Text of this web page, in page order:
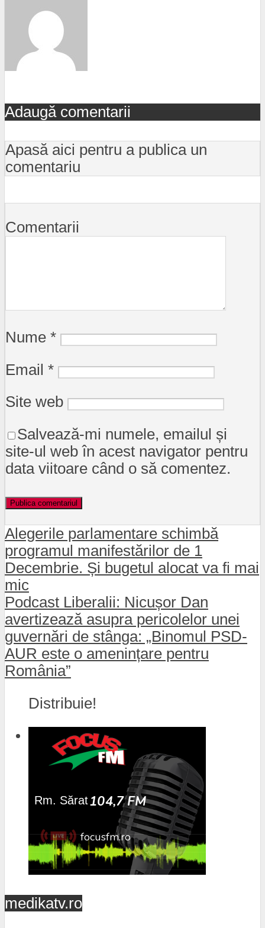
Adaugă comentarii
Apasă aici pentru a publica un
comentariu
Comentarii
Nume *
Email *
Site web
Salvează-mi numele, emailul și
site-ul web în acest navigator pentru
data viitoare când o să comentez.
Alegerile parlamentare schimbă
programul manifestărilor de 1
Decembrie. Și bugetul alocat va fi mai
mic
Podcast Liberalii: Nicușor Dan
avertizează asupra pericolelor unei
guvernări de stânga: „Binomul PSD-
AUR este o amenințare pentru
România”
Distribuie!
medikatv.ro